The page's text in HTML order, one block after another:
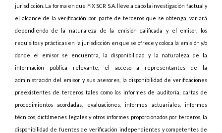
jurisdicción. La forma en que FIX SCR S.A. lleve a cabo la investigación factual y
el alcance de la verificación por parte de terceros que se obtenga, variará
dependiendo de la naturaleza de la emisión calificada y el emisor, los
requisitos y prácticas en la jurisdicción en que se ofrece y coloca la emisión y/o
donde el emisor se encuentra, la disponibilidad y la naturaleza de la
información pública relevante, el acceso a representantes de la
administración del emisor y sus asesores, la disponibilidad de verificaciones
preexistentes de terceros tales como los informes de auditoría, cartas de
procedimientos acordadas, evaluaciones, informes actuariales, informes
técnicos, dictámenes legales y otros informes proporcionados por terceros, la
disponibilidad de fuentes de verificación independientes y competentes de